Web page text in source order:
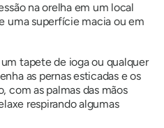
na orelha em um local
uma superfície macia ou em
tapete de ioga ou qualquer
as pernas esticadas e os
com as palmas das mãos
respirando algumas